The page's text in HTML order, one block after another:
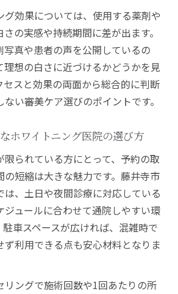
グ効果については、使用する薬剤や
の実感や持続期間に差が出ます。
写真や患者の声を公開しているの
理想の白さに近づけるかどうかを見
スと効果の両面から総合的に判断
い審美ケア選びのポイントです。
ホワイトニング医院の選び方
られている方にとって、予約の取
の短縮は大きな魅力です。藤井寺市
は、土日や夜間診療に対応している
ジュールに合わせて通院しやすい環
車スペースが広ければ、混雑時で
ず利用できる点も安心材料となりま
リングで施術回数や1回あたりの所